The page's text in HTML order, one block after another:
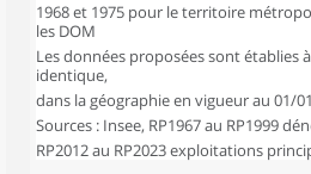
1968 et 1975 pour le territoire
les DOM
Les données proposées sont établies
identique,
dans la géographie en vigueur au 01/
Sources : Insee, RP1967 au RP1999
RP2012 au RP2023 exploitations